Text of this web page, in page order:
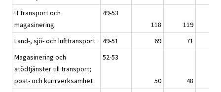
H Transport och
magasinering
49-53
118
119
Land-, sjö- och lufttransport
49-51 69
71
Magasinering och
stödtjänster till transport;
post- och kurirverksamhet
52-53
50
48